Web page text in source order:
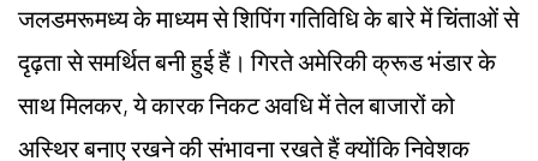
जलडमरूमध्य के माध्यम से शिपिंग गतिविधि के बारे में चिंताओं से
दृढ़ता से समर्थित बनी हुई हैं। गिरते अमेरिकी क्रूड भंडार के
साथ मिलकर, ये कारक निकट अवधि में तेल बाजारों को
अस्थिर बनाए रखने की संभावना रखते हैं क्योंकि निवेशक